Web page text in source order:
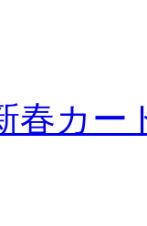
春カ